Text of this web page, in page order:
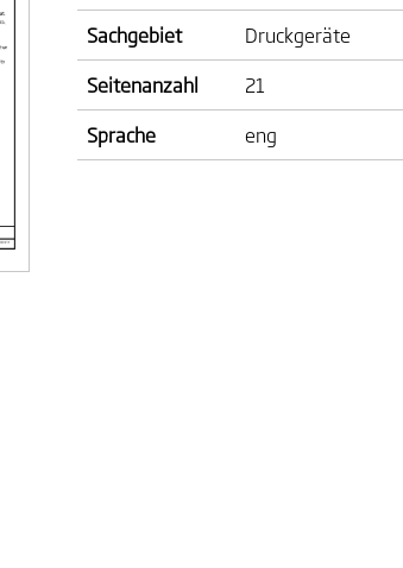
Sachgebiet
Druckgeräte
Seitenanzahl
21
Sprache
eng